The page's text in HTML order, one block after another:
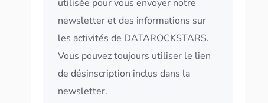
utilisée pour vous envoyer notre
newsletter et des informations sur
les activités de DATAROCKSTARS.
Vous pouvez toujours utiliser le lien
de désinscription inclus dans la
newsletter.